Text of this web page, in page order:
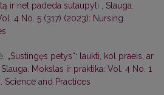
ir net padeda sutaupyti , Slauga.
4 No. 5 (317) (2023): Nursing.
„Sustingęs petys“: laukti, kol praeis, ar
Slauga. Mokslas ir praktika: Vol. 4 No. 1
Science and Practices